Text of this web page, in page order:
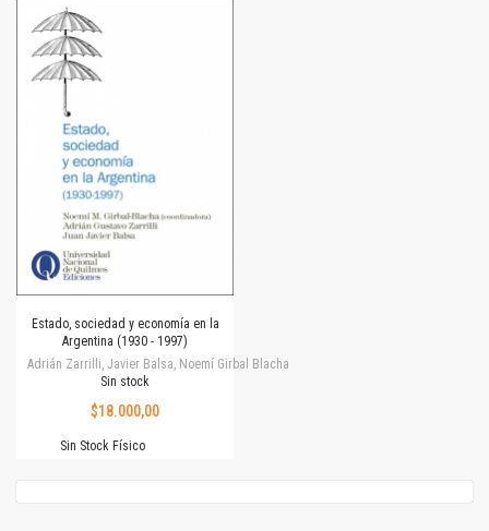
Estado, sociedad y economía en la
Argentina (1930 - 1997)
Adrián Zarrilli, Javier Balsa, Noemí Girbal Blacha
Sin stock
$18.000,00
Sin Stock Físico